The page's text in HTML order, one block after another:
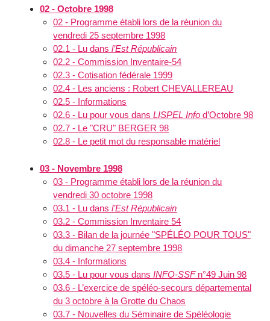
02 - Octobre 1998
02 - Programme établi lors de la réunion du
vendredi 25 septembre 1998
02.1 - Lu dansl’Est Républicain
02.2 - Commission Inventaire-54
02.3 - Cotisation fédérale 1999
02.4 - Les anciens : Robert CHEVALLEREAU
02.5 - Informations
02.6 - Lu pour vous dansLISPEL Info d’Octobre 98
02.7 - Le "CRU" BERGER 98
02.8 - Le petit mot du responsable matériel
03 - Novembre 1998
03 - Programme établi lors de la réunion du
vendredi 30 octobre 1998
03.1 - Lu dansl’Est Républicain
03.2 - Commission Inventaire 54
03.3 - Bilan de la journée "SPÉLÉO POUR TOUS"
du dimanche 27 septembre 1998
03.4 - Informations
03.5 - Lu pour vous dansINFO-SSFn°49 Juin 98
03.6 - L’exercice de spéléo-secours départemental
du 3 octobre à la Grotte du Chaos
03.7 - Nouvelles du Séminaire de Spéléologie